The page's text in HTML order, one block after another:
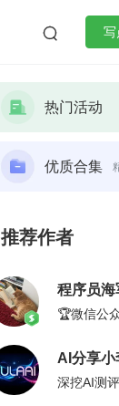
 写
热门活动
优质合集
推荐作者
程序员海
🏆微信公
AI分享小
深挖AI测